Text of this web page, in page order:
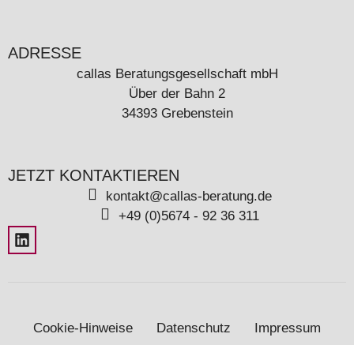
ADRESSE
callas Beratungsgesellschaft mbH
Über der Bahn 2
34393 Grebenstein
JETZT KONTAKTIEREN
kontakt@callas-beratung.de
+49 (0)5674 - 92 36 311
Cookie-Hinweise Datenschutz Impressum